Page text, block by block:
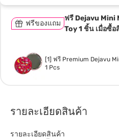
ฟรีของแถม
ฟรี Dejavu Mini
Toy 1 ชิ้น เมื่อซื้
[1] ฟรี Premium Dejavu
1 Pcs
รายละเอียดสินค้า
รายละเอียดสินค้า